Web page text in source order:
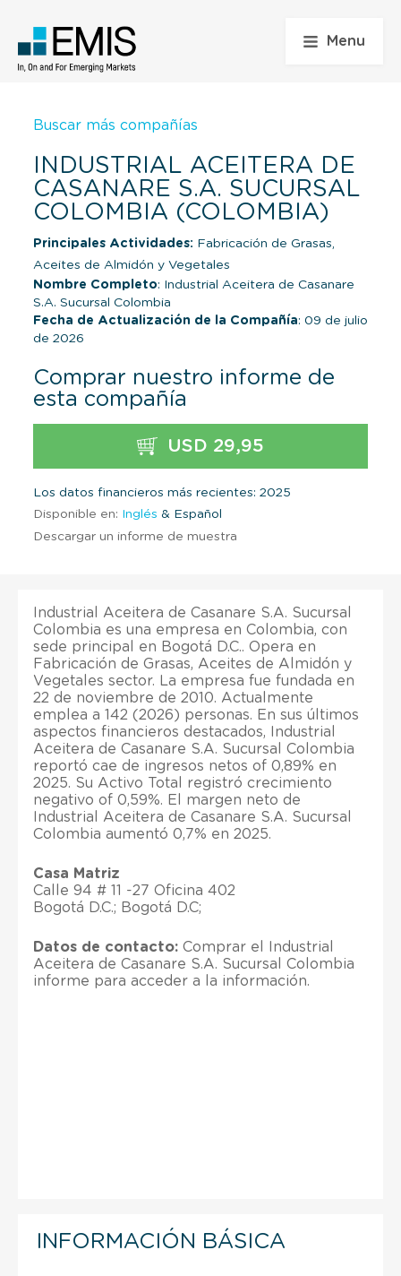
Menu
Buscar más compañías
INDUSTRIAL ACEITERA DE
CASANARE S.A. SUCURSAL
COLOMBIA (COLOMBIA)
Principales Actividades: Fabricación de Grasas,
Aceites de Almidón y Vegetales
Nombre Completo: Industrial Aceitera de Casanare
S.A. Sucursal Colombia
Fecha de Actualización de la Compañía: 09 de julio
de 2026
Comprar nuestro informe de
esta compañía
USD 29,95
Los datos financieros más recientes: 2025
Disponible en: Inglés & Español
Descargar un informe de muestra
Industrial Aceitera de Casanare S.A. Sucursal
Colombia es una empresa en Colombia, con
sede principal en Bogotá D.C.. Opera en
Fabricación de Grasas, Aceites de Almidón y
Vegetales sector. La empresa fue fundada en
22 de noviembre de 2010. Actualmente
emplea a 142 (2026) personas. En sus últimos
aspectos financieros destacados, Industrial
Aceitera de Casanare S.A. Sucursal Colombia
reportó cae de ingresos netos of 0,89% en
2025. Su Activo Total registró crecimiento
negativo of 0,59%. El margen neto de
Industrial Aceitera de Casanare S.A. Sucursal
Colombia aumentó 0,7% en 2025.
Casa Matriz
Calle 94 # 11 -27 Oficina 402
Bogotá D.C.; Bogotá D.C;
Datos de contacto: Comprar el Industrial
Aceitera de Casanare S.A. Sucursal Colombia
informe para acceder a la información.
INFORMACIÓN BÁSICA